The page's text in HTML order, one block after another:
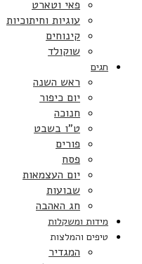
פאי וטארט
עוגיות וחיתוכיות
קינוחים
שוקולד
חגים
ראש השנה
יום כיפור
חנוכה
ט”ו בשבט
פורים
פסח
יום העצמאות
שבועות
חג האהבה
מידות ומשקלות
טיפים והמלצות
המגדיר